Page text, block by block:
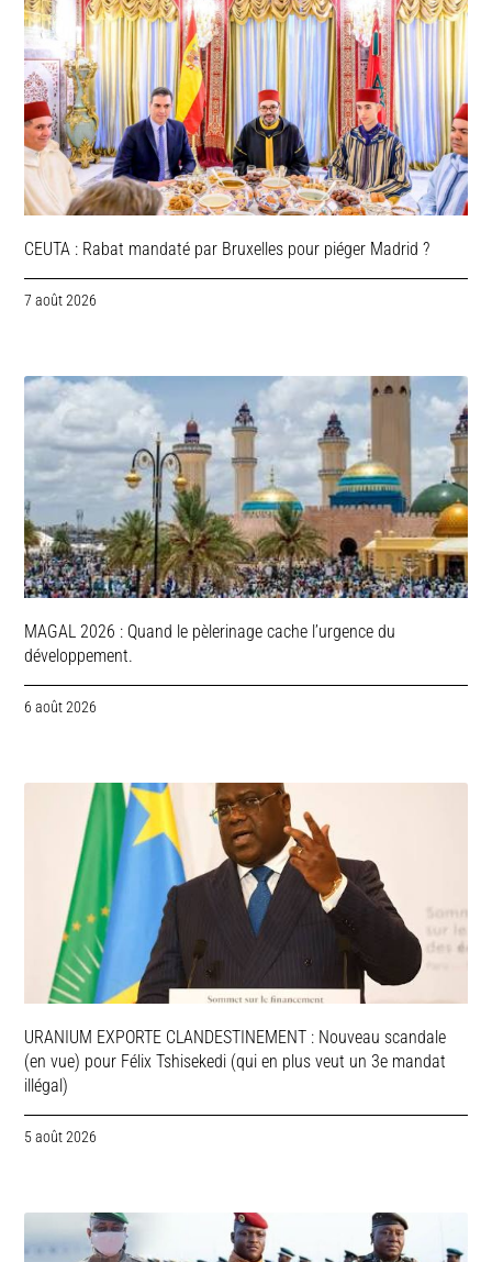
CEUTA : Rabat mandaté par Bruxelles pour piéger Madrid ?
7 août 2026
MAGAL 2026 : Quand le pèlerinage cache l’urgence du
développement.
6 août 2026
URANIUM EXPORTE CLANDESTINEMENT : Nouveau scandale
(en vue) pour Félix Tshisekedi (qui en plus veut un 3e mandat
illégal)
5 août 2026